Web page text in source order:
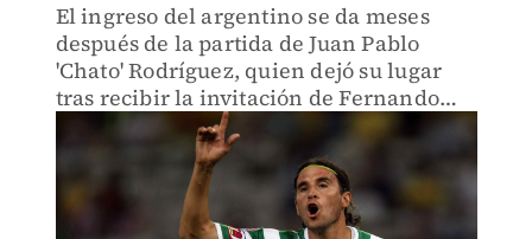
El ingreso del argentino se da meses
después de la partida de Juan Pablo
'Chato' Rodríguez, quien dejó su lugar
tras recibir la invitación de Fernando
'Tano' Ortiz.